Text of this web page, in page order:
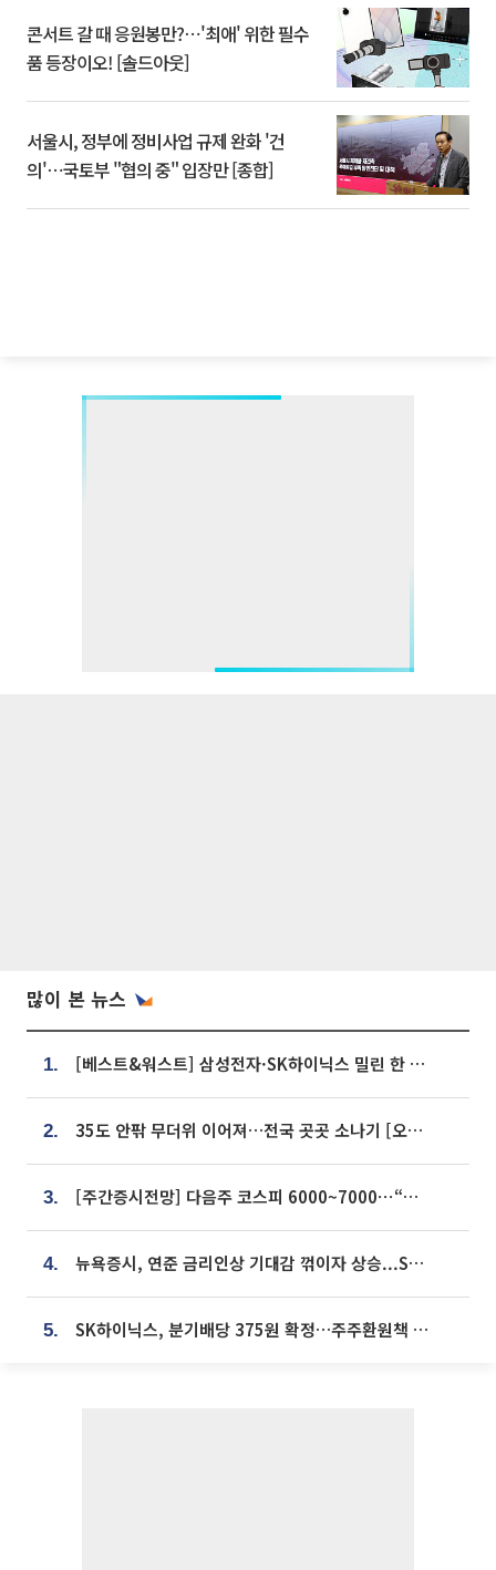
콘서트 갈 때 응원봉만?⋯'최애' 위한 필수
품 등장이오! [솔드아웃]
서울시, 정부에 정비사업 규제 완화 '건
의'⋯국토부 "협의 중" 입장만 [종합]
많이 본 뉴스
1. [베스트&워스트] 삼성전자·SK하이닉스 밀린 한 주…상상인증권은 85% 급등
2. 35도 안팎 무더위 이어져…전국 곳곳 소나기 [오늘 날씨]
3. [주간증시전망] 다음주 코스피 6000~7000⋯“外人 수급은 정책이 변수”
4. 뉴욕증시, 연준 금리인상 기대감 꺾이자 상승...S&P500 사상 최고치 [종합]
5. SK하이닉스, 분기배당 375원 확정…주주환원책 9월로 앞당겨 발표